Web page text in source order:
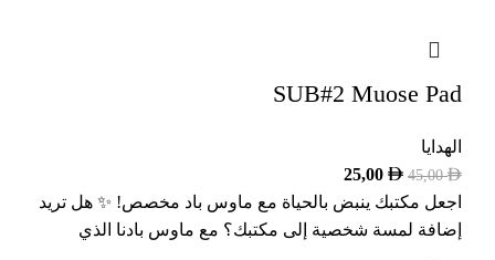
SUB#2 Muose Pad
الهدايا
45,00
25,00
اجعل مكتبك ينبض بالحياة مع ماوس باد مخصص! ️✨ هل تريد
إضافة لمسة شخصية إلى مكتبك؟ مع ماوس بادنا الذي